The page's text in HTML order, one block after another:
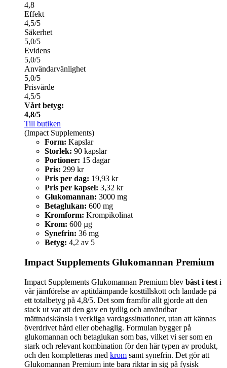
4,8
Effekt
4,5/5
Säkerhet
5,0/5
Evidens
5,0/5
Användarvänlighet
5,0/5
Prisvärde
4,5/5
Vårt betyg:
4,8/5
Till butiken
(Impact Supplements)
Form: Kapslar
Storlek: 90 kapslar
Portioner: 15 dagar
Pris: 299 kr
Pris per dag: 19,93 kr
Pris per kapsel: 3,32 kr
Glukomannan: 3000 mg
Betaglukan: 600 mg
Kromform: Krompikolinat
Krom: 600 µg
Synefrin: 36 mg
Betyg: 4,2 av 5
Impact Supplements Glukomannan Premium
Impact Supplements Glukomannan Premium blev bäst i test i
vår jämförelse av aptitdämpande kosttillskott och landade på
ett totalbetyg på 4,8/5. Det som framför allt gjorde att den
stack ut var att den gav en tydlig och användbar
mättnadskänsla i verkliga vardagssituationer, utan att kännas
överdrivet hård eller obehaglig. Formulan bygger på
glukomannan och betaglukan som bas, vilket vi ser som en
stark och relevant kombination för den här typen av produkt,
och den kompletteras med krom samt synefrin. Det gör att
Glukomannan Premium inte bara riktar in sig på fysisk